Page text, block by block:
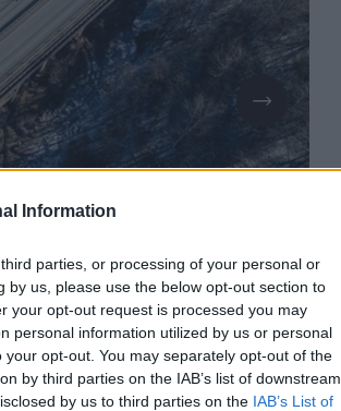
Information
parties, or processing of your personal or
us, please use the below opt-out section to
your opt-out request is processed you may
personal information utilized by us or personal
opt-out. You may separately opt-out of the
by third parties on the IAB’s list of downstream
by us to third parties on the IAB’s List of
Daugiau nuotraukų (1)